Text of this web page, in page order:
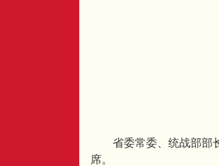
省委常委、统战部部
席。